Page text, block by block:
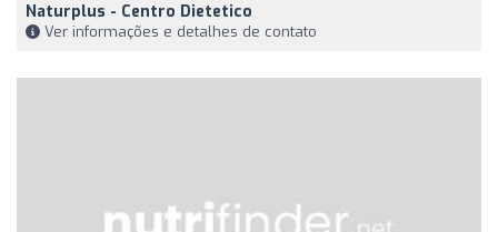
Naturplus - Centro Dietetico
Ver informações e detalhes de contato